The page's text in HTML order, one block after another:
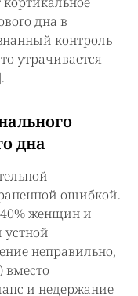
дна в
контроль
утрачивается
дна
ошибкой.
женщин и
устной
неправильно,
вместо
и недержание